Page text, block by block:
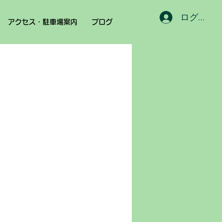
アクセス・駐車場案内 ブログ ログイン